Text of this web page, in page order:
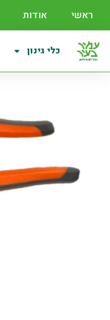
ראשי אודות
כלי גינון